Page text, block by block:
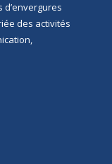
des activités